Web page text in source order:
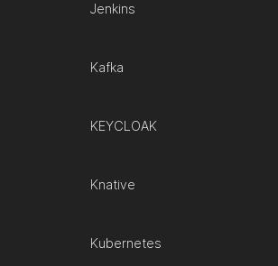
Jenkins
Kafka
KEYCLOAK
Knative
Kubernetes